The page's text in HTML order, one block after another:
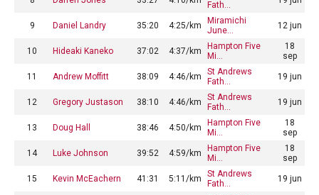
Fath…
9 Daniel Landry 35:20 4:25/km
Miramichi
June…
12 jun
10 Hideaki Kaneko 37:02 4:37/km
Hampton Five
Mi…
18
sep
11 Andrew Moffitt 38:09 4:46/km
St Andrews
Fath…
19 jun
12 Gregory Justason 38:10 4:46/km
St Andrews
Fath…
19 jun
13 Doug Hall 38:46 4:50/km
Hampton Five
Mi…
18
sep
14 Luke Johnson 39:52 4:59/km
Hampton Five
Mi…
18
sep
15 Kevin McEachern 41:31 5:11/km
St Andrews
Fath…
19 jun